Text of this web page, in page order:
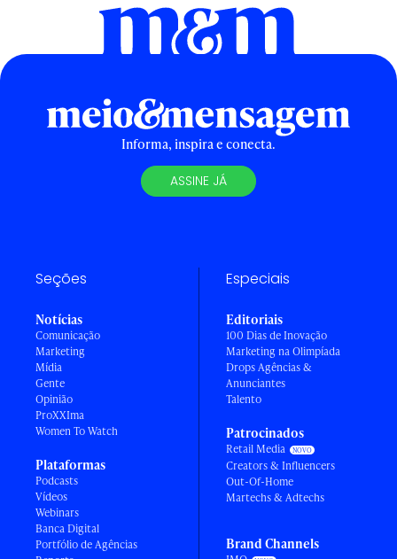
Informa, inspira e conecta.
ASSINE JÁ
Seções
Notícias
Comunicação
Marketing
Mídia
Gente
Opinião
ProXXIma
Women To Watch
Plataformas
Podcasts
Vídeos
Webinars
Banca Digital
Portfólio de Agências
Especiais
Editoriais
100 Dias de Inovação
Marketing na Olimpíada
Drops Agências &
Anunciantes
Talento
Patrocinados
Retail Media
Creators & Influencers
Out-Of-Home
Martechs & Adtechs
Brand Channels